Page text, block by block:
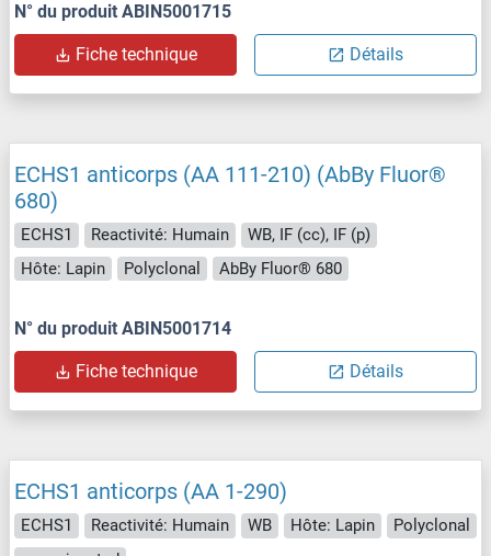
N° du produit ABIN5001715
Fiche technique Détails
ECHS1 anticorps (AA 111-210) (AbBy Fluor®
680)
ECHS1 Reactivité: Humain
WB, IF (cc), IF (p)
Hôte: Lapin
Polyclonal AbBy Fluor® 680
N° du produit ABIN5001714
Fiche technique Détails
ECHS1 anticorps (AA 1-290)
ECHS1 Reactivité: Humain WB Hôte: Lapin
Polyclonal